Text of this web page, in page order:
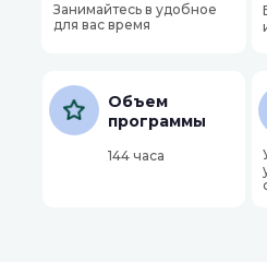
Занимайтесь в удобное
для вас время
144 часа
Объем
программы